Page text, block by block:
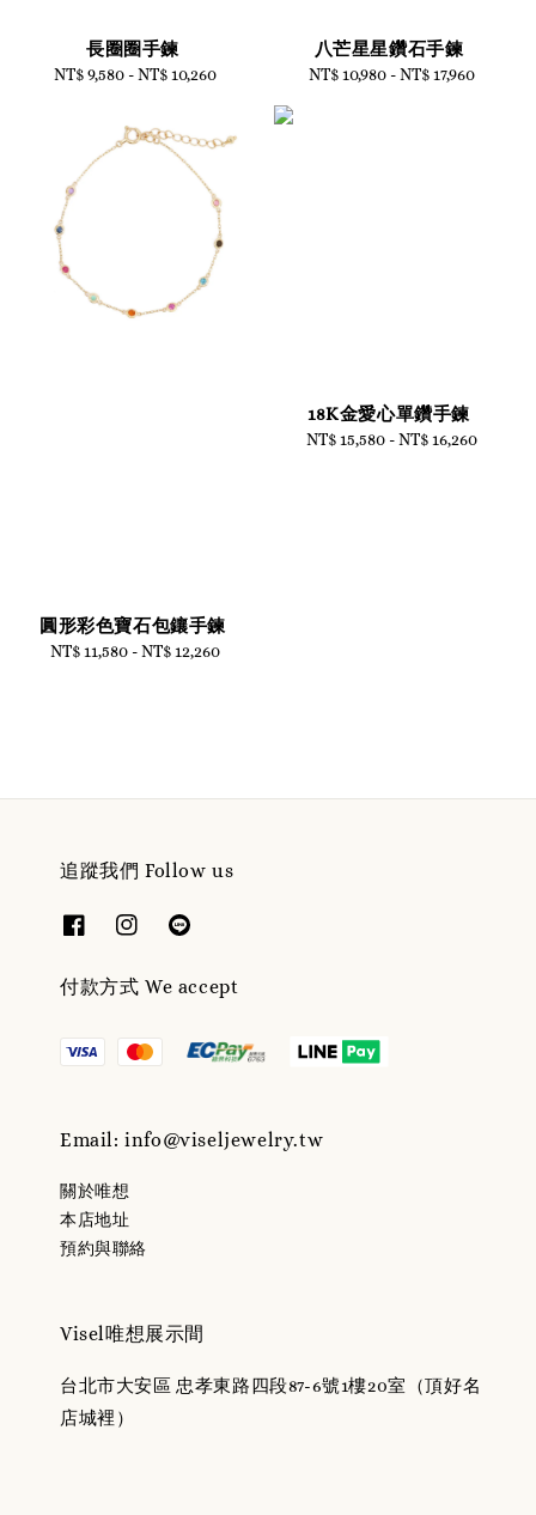
長圈圈手鍊
Regular
NT$ 9,580 -NT$ 10,260
八芒星星鑽石手鍊
Regular
NT$ 10,980-NT$ 17,960
圓形彩色寶石包鑲手鍊
Regular
NT$ 11,580 -NT$ 12,260
18K金愛心單鑽手鍊
Regular
NT$ 15,580-NT$ 16,260
追蹤我們 Follow us
付款方式 We accept
Email: info@viseljewelry.tw
關於唯想
本店地址
預約與聯絡
Visel唯想展示間
台北市大安區 忠孝東路四段87-6號1樓20室（頂好名
店城裡）